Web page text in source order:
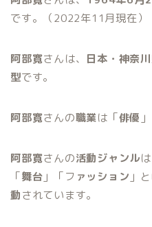
です。（2022年11月現在）
阿部寛さんは、 日本・神奈
型です。
阿部寛さんの職業は「俳優
阿部寛さんの活動ジャンル
「舞台 」「フ ァッション 」
動されています。